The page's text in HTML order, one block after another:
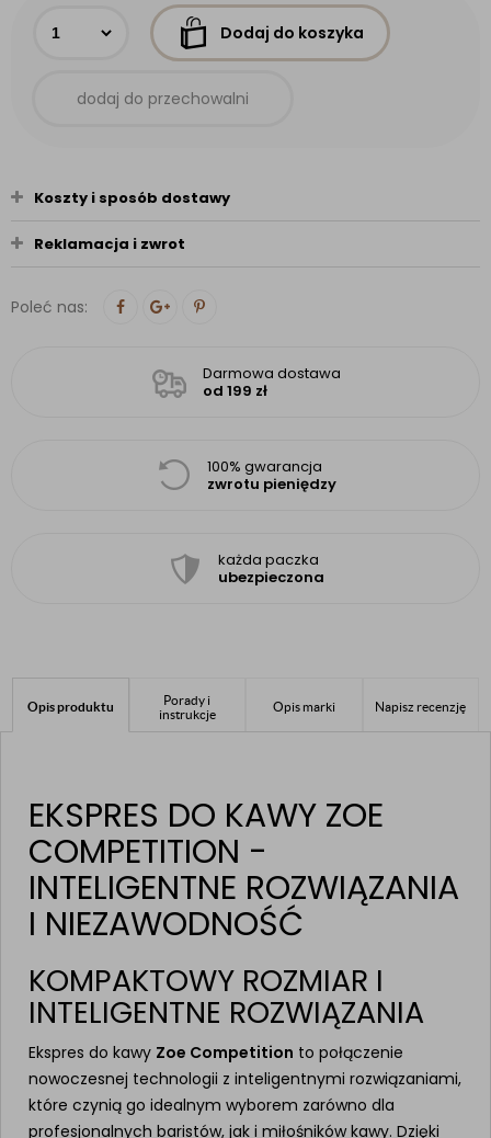
Dodaj do koszyka
dodaj do przechowalni
Koszty i sposób dostawy
Reklamacja i zwrot
Poleć nas:
Darmowa dostawa
od 199 zł
100% gwarancja
zwrotu pieniędzy
każda paczka
ubezpieczona
Opis produktu
Porady i
instrukcje
Opis marki Napisz recenzję
EKSPRES DO KAWY ZOE
COMPETITION -
INTELIGENTNE ROZWIĄZANIA
I NIEZAWODNOŚĆ
KOMPAKTOWY ROZMIAR I
INTELIGENTNE ROZWIĄZANIA
Ekspres do kawy Zoe Competition to połączenie
nowoczesnej technologii z inteligentnymi rozwiązaniami,
które czynią go idealnym wyborem zarówno dla
profesjonalnych baristów, jak i miłośników kawy. Dzięki